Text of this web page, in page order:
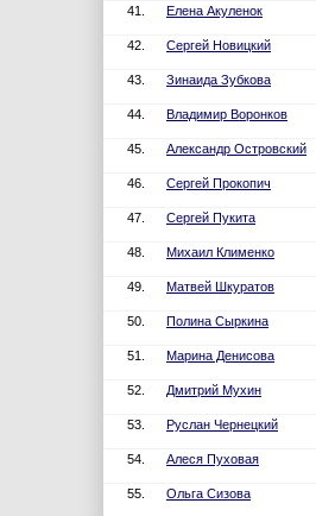
41. Елена Акуленок
42. Сергей Новицкий
43. Зинаида Зубкова
44. Владимир Воронков
45. Александр Островский
46. Сергей Прокопич
47. Сергей Пукита
48. Михаил Клименко
49. Матвей Шкуратов
50. Полина Сыркина
51. Марина Денисова
52. Дмитрий Мухин
53. Руслан Чернецкий
54. Алеся Пуховая
55. Ольга Сизова